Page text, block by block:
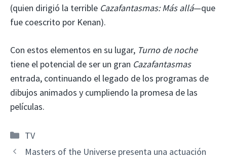
(quien dirigió la terrible Cazafantasmas: Más allá—que
fue coescrito por Kenan).
Con estos elementos en su lugar, Turno de noche
tiene el potencial de ser un gran Cazafantasmas
entrada, continuando el legado de los programas de
dibujos animados y cumpliendo la promesa de las
películas.
Categorías
TV
Masters of the Universe presenta una actuación